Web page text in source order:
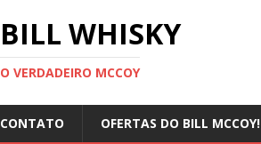
BILL WHISKY
O VERDADEIRO MCCOY
CONTATO OFERTAS DO BILL MCCOY!